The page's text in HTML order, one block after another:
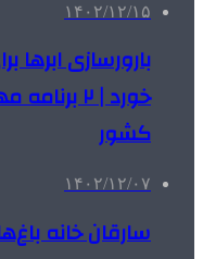
۱۴۰۲/۱۲/۱۵
بارورسازی ابرها
خورد | ۲
کشور
۱۴۰۲/۱۲/۰۷